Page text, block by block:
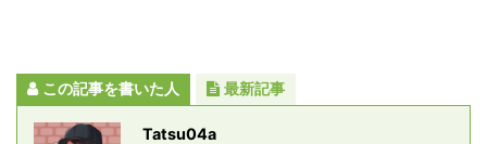
この記事を書いた人 最新記事
Tatsu04a